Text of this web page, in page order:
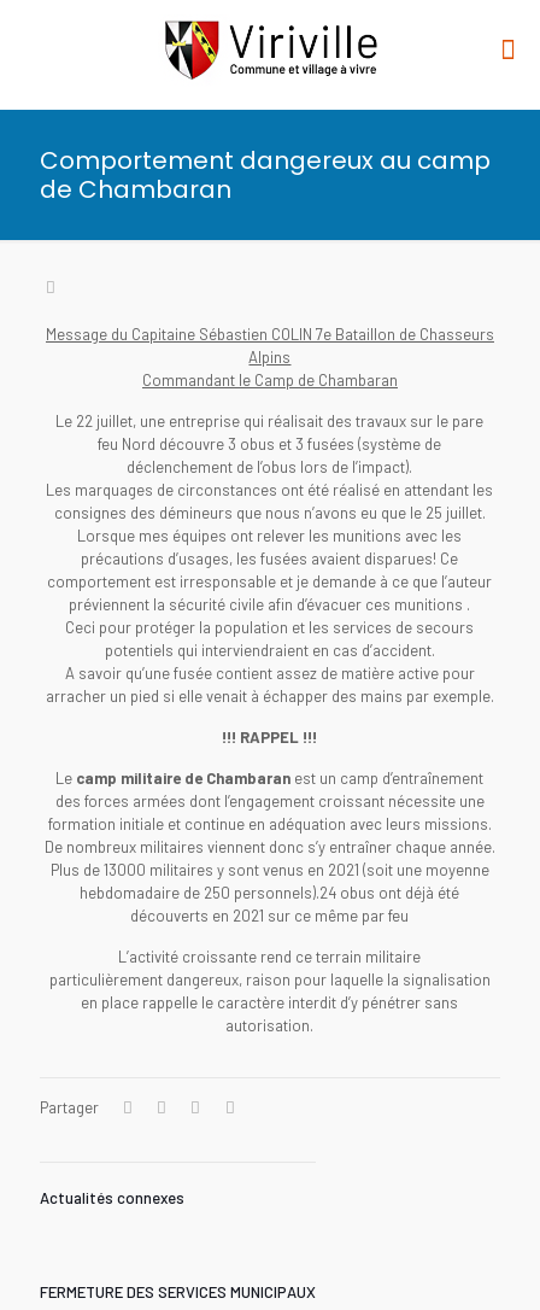
Comportement dangereux au camp
de Chambaran
Message du Capitaine Sébastien COLIN 7e Bataillon de Chasseurs
Alpins
Commandant le Camp de Chambaran
Le 22 juillet, une entreprise qui réalisait des travaux sur le pare
feu Nord découvre 3 obus et 3 fusées (système de
déclenchement de l’obus lors de l’impact).
Les marquages de circonstances ont été réalisé en attendant les
consignes des démineurs que nous n’avons eu que le 25 juillet.
Lorsque mes équipes ont relever les munitions avec les
précautions d’usages, les fusées avaient disparues! Ce
comportement est irresponsable et je demande à ce que l’auteur
préviennent la sécurité civile afin d’évacuer ces munitions .
Ceci pour protéger la population et les services de secours
potentiels qui interviendraient en cas d’accident.
A savoir qu’une fusée contient assez de matière active pour
arracher un pied si elle venait à échapper des mains par exemple.
!!! RAPPEL !!!
Le camp militaire de Chambaran est un camp d’entraînement
des forces armées dont l’engagement croissant nécessite une
formation initiale et continue en adéquation avec leurs missions.
De nombreux militaires viennent donc s’y entraîner chaque année.
Plus de 13000 militaires y sont venus en 2021 (soit une moyenne
hebdomadaire de 250 personnels).24 obus ont déjà été
découverts en 2021 sur ce même par feu
L’activité croissante rend ce terrain militaire
particulièrement dangereux, raison pour laquelle la signalisation
en place rappelle le caractère interdit d’y pénétrer sans
autorisation.
Partager
Actualités connexes
FERMETURE DES SERVICES MUNICIPAUX